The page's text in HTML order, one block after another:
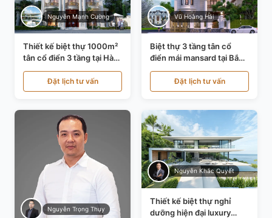
Nguyễn Mạnh Cường
Thiết kế biệt thự 1000m²
tân cổ điển 3 tầng tại Hà
Nội KT21010
Đặt lịch tư vấn
Vũ Hoàng Hải
Biệt thự 3 tầng tân cổ
điển mái mansard tại Bắc
Ninh KT21198
Đặt lịch tư vấn
Nguyễn Trọng Thụy
Nguyễn Khắc Quyết
Thiết kế biệt thự nghỉ
dưỡng hiện đại luxury